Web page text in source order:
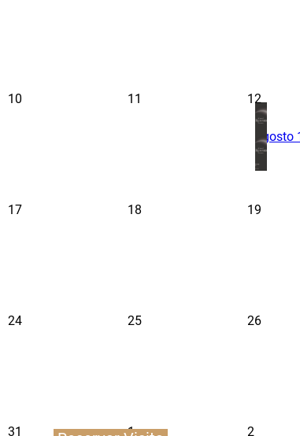
10 11 12
agosto
17 18 19
24 25 26
31 1 2